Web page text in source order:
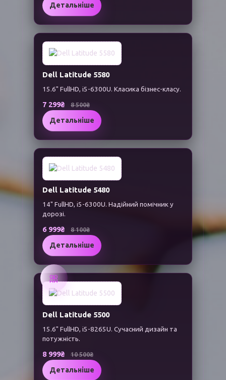
Детальніше
Dell Latitude 5580
15.6" FullHD, i5-6300U. Класика бізнес-класу.
7 299₴ 8 500₴
Детальніше
Dell Latitude 5480
14" FullHD, i5-6300U. Надійний помічник у
дорозі.
6 999₴ 8 100₴
Детальніше
🎀
Dell Latitude 5500
15.6" FullHD, i5-8265U. Сучасний дизайн та
потужність.
8 999₴ 10 500₴
Детальніше